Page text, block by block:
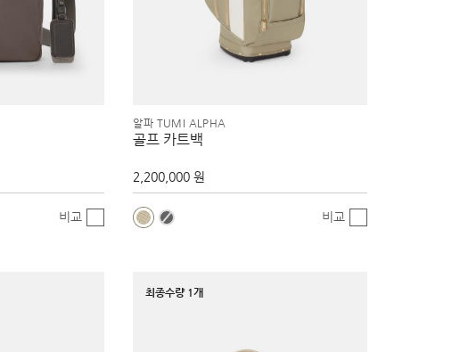
비교
알파 TUMI ALPHA
골프 카트백
2,200,000 원
비교
최종수량 1개